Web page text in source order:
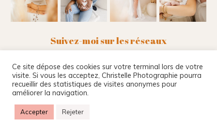
Suivez-moi sur les réseaux
Christelle Beney Photographie | Site internet par
Agnes Colombo & Romain Kersulec
légales
| ProPhoto Photography Theme
Ce site dépose des cookies sur votre terminal lors de votre
visite. Si vous les acceptez, Christelle Photographie pourra
recueillir des statistiques de visites anonymes pour
améliorer la navigation.
Accepter Rejeter